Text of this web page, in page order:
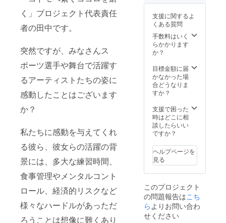
く」プロジェクト代表責任
者の田中です。
突然ですが、みなさんス
ポーツ選手や舞台で活躍す
るアーティストたちの姿に
感動したことはございます
か？
私たちに感動を与えてくれ
る彼ら、彼女らの活躍の背
景には、多大な練習時間、
食事管理やメンタルコント
ロール、経済的リスクなど
様々なハードルがあっただ
ろうことは想像に難くあり
一番人
気のフ
レー
バーで
す！子
どもた
トと同
じたん
ぱく質
康生活
を営ん
で頂け
れば幸
す。 ★
チョコ
味 or ド
ライス
トロベ
リー味
のどち
らかを
ことを
願って
おりま
す。 ★
ラグレ
スプロ
（1kg）
グリー
ン
尾の抹
茶使
用）
→1,000
）！！
気のフ
レー
す！子
どもた
ちやア
スリー
美ボ
ディメ
イク ラ
グレ
ス・
ワーク
をお送
りしま
す。
力低下
防止、
運動不
足解
満解消
にお役
立てい
ただ
び多い
健康生
活を営
んでい
T誌をお
ます。
子ど
もたち
の笑顔
人のご
支援の
賜物だ
だけれ
ば幸い
です。
★宅ト
ク
→「
世界一
簡単な
ディメ
イク ラ
グレ
ス・
ワーク
毎月お
ます。
都度、
味変更
も○、配
に1回）
の変
更、ま
ども柔
軟に対
応しま
す！ ★
LUXLE
SS通信
→BEST
BODY
（FUK
）
2018,W
OMAN’
S
支援に関するよ
くある質問
手数料はいく
らかかります
か？
目標金額に届
かなかった場
合どうなりま
すか？
支援で困った
時はどこに相
談したらいい
ですか？
ヘルプページを
見る
このプロジェクト
の問題報告はこち
らよりお問い合わ
せください